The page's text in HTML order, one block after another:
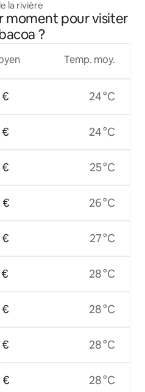
la rivière
moment pour visiter
?
€
€
€
€
€
€
€
€
€
Temp. moy.
24 °C
24 °C
25 °C
26 °C
27 °C
28 °C
28 °C
28 °C
28 °C